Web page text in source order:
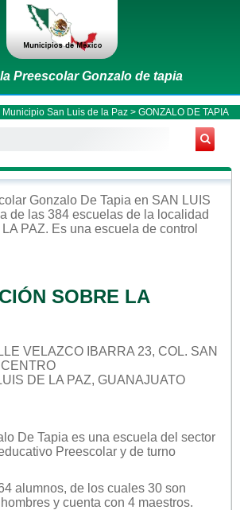
Preescolar Gonzalo de tapia
Municipio San Luis de la Paz > GONZALO DE TAPIA
Gonzalo De Tapia en SAN LUIS
de las 384 escuelas de la localidad
PAZ. Es una escuela de control
SOBRE LA
VELAZCO IBARRA 23, COL. SAN
DE LA PAZ, GUANAJUATO
De Tapia es una escuela del sector
Preescolar y de turno
alumnos, de los cuales 30 son
y cuenta con 4 maestros.